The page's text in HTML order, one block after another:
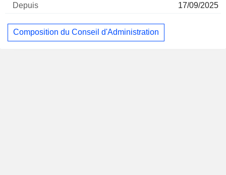
17/09/2025
Composition du Conseil d'Administration